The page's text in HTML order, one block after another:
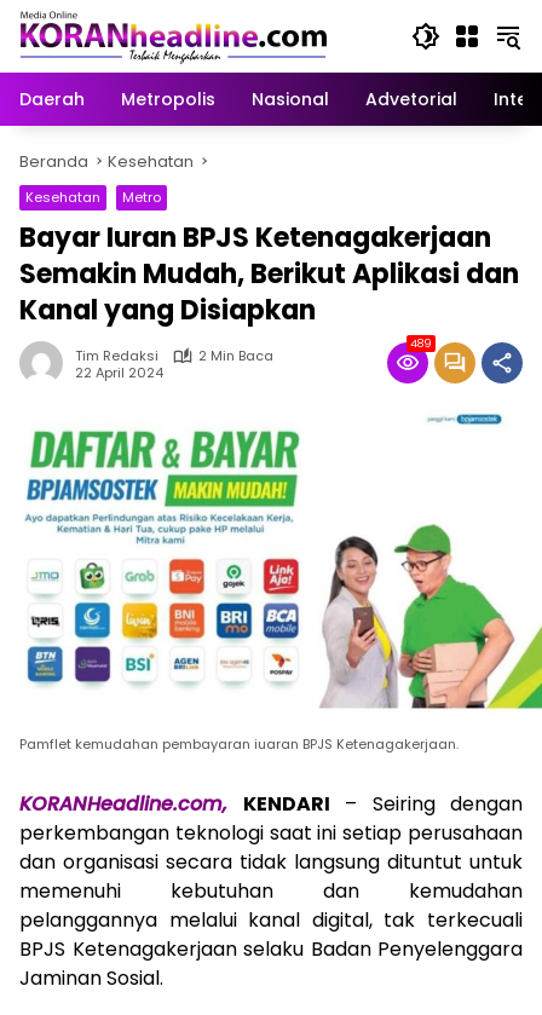
Langsung
konten
Daerah
Metropolis Nasional Advetorial
Beranda Kesehatan
Kesehatan Metro
Bayar Iuran BPJS Ketenagakerjaan
Semakin Mudah, Berikut Aplikasi dan
Kanal yang Disiapkan
Tim Redaksi
2 Min Baca
22 April 2024
489
Pamflet kemudahan pembayaran iuaran BPJS Ketenagakerjaan.
KORANHeadline.com, KENDARI – Seiring dengan
perkembangan teknologi saat ini setiap perusahaan
dan organisasi secara tidak langsung dituntut untuk
memenuhi kebutuhan dan kemudahan
pelanggannya melalui kanal digital, tak terkecuali
BPJS Ketenagakerjaan selaku Badan Penyelenggara
Jaminan Sosial.